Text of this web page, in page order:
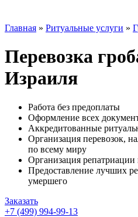
Главная » Ритуальные услуги »
Перевозка
Израиля
Работа без предоплаты
Оформление всех
Аккредитованные
Организация перевозок,
по всему миру
Организация
Предоставление лучших
умершего
Заказать
+7 (499) 994-99-13